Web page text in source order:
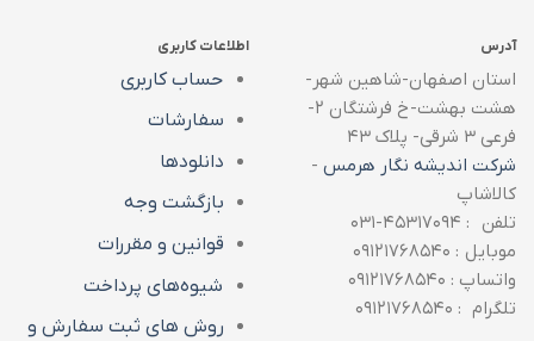
آدرس
استان اصفهان-شاهین شهر-
هشت بهشت-خ فرشتگان ۲-
فرعی ۳ شرقی- پلاک ۴۳
شرکت اندیشه نگار هرمس -
کالاشاپ
تلفن : ۴۵۳۱۷۰۹۴-۰۳۱
موبایل : ۰۹۱۲۱۷۶۸۵۴۰
واتساپ : ۰۹۱۲۱۷۶۸۵۴۰
تلگرام : ۰۹۱۲۱۷۶۸۵۴۰
اطلاعات کاربری
حساب کاربری
سفارشات
دانلودها
بازگشت وجه
قوانین و مقررات
شیوه‌های پرداخت
روش های ثبت سفارش و